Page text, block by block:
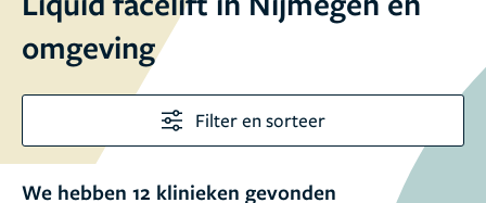
omgeving
Filter en sorteer
We hebben 12 klinieken gevonden